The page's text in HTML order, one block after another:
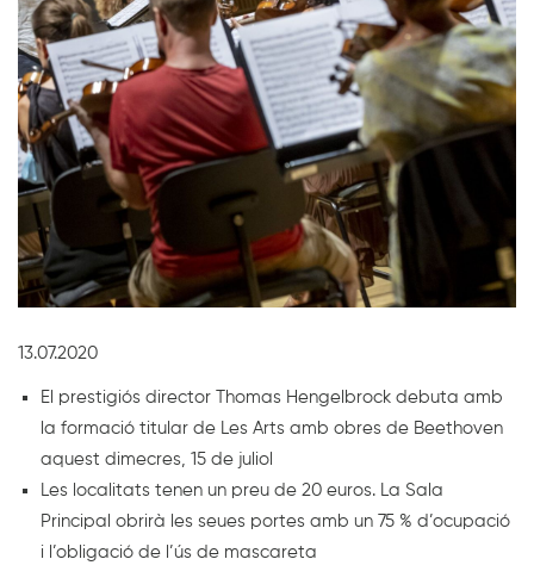
13.07.2020
El prestigiós director Thomas Hengelbrock debuta amb
la formació titular de Les Arts amb obres de Beethoven
aquest dimecres, 15 de juliol
Les localitats tenen un preu de 20 euros. La Sala
Principal obrirà les seues portes amb un 75 % d’ocupació
i l’obligació de l’ús de mascareta